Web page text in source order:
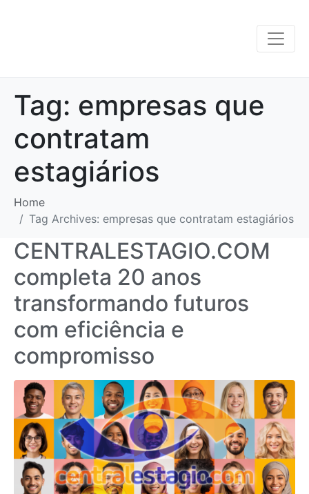
Tag: empresas que
contratam
estagiários
Home
Tag Archives: empresas que contratam estagiários
CENTRALESTAGIO.COM
completa 20 anos
transformando futuros
com eficiência e
compromisso